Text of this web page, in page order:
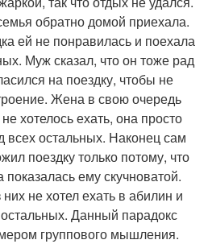
обратно домой приехала.
ей не понравилась и поехала
Муж сказал, что он тоже рад
на поездку, чтобы не
Жена в свою очередь
хотелось ехать, она просто
всех остальных. Наконец сам
поездку только потому, что
ему скучноватой.
не хотел ехать в абилин и
Данный парадокс
группового мышления.